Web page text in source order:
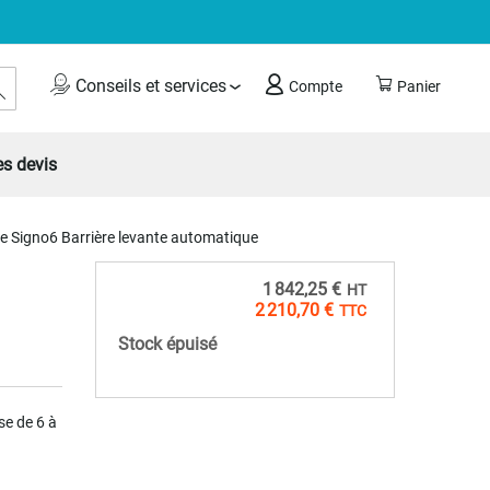
Panier
Conseils et services Compte
Rechercher
devis
Signo6 Barrière levante automatique
de 6 à
2 210,70 €
1 842,25 €
Stock épuisé